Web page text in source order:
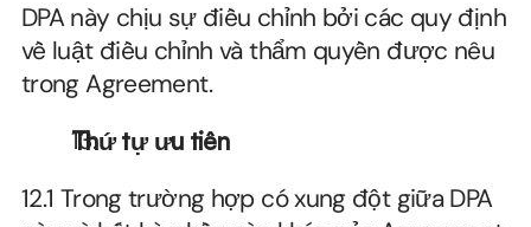
DPA này chịu sự điều chỉnh bởi các quy định
về luật điều chỉnh và thẩm quyền được nêu
trong Agreement.
Thứ tự ưu tiên
12.1 Trong trường hợp có xung đột giữa DPA